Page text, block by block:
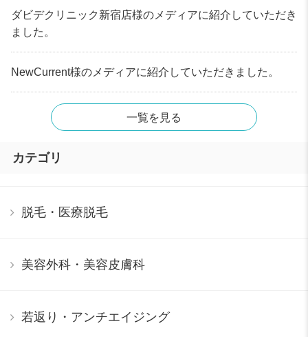
ダビデクリニック新宿店様のメディアに紹介していただき
ました。
NewCurrent様のメディアに紹介していただきました。
一覧を見る
カテゴリ
脱毛・医療脱毛
美容外科・美容皮膚科
若返り・アンチエイジング